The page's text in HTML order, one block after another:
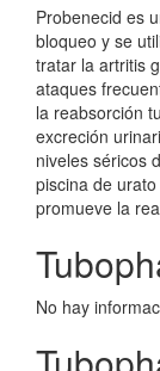
Probenecid es
bloqueo y se
tratar la artritis
ataques
la reabsorción
excreción
niveles séricos
piscina de
promueve la
No hay